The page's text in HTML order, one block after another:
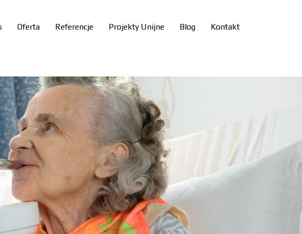
Oferta Referencje Projekty Unijne Blog Kontakt